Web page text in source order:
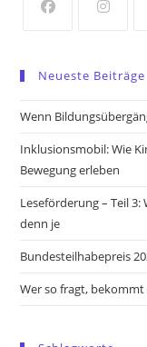
tab
tab
a
new
new
a
Neueste Beiträge
Wenn
Inklusionsmobil: Wie
Bewegung erleben
Leseförderung – Teil
denn je
Bundesteilhabepreis
Wer so fragt,